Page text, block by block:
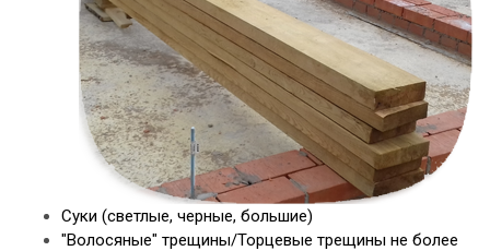
Суки (светлые, черные, большие)
"Волосяные" трещины/Торцевые трещины не более